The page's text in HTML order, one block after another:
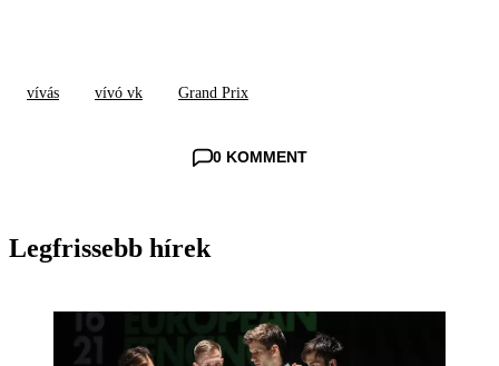
vívás vívó vk Grand Prix
0 KOMMENT
Legfrissebb hírek